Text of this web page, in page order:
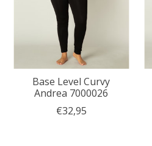
Base Level Curvy
Andrea 7000026
€32,95